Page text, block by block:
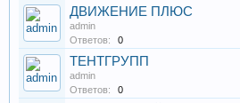
ДВИЖЕНИЕ ПЛЮС
admin
Ответов:
0
ТЕНТГРУПП
admin
Ответов:
0